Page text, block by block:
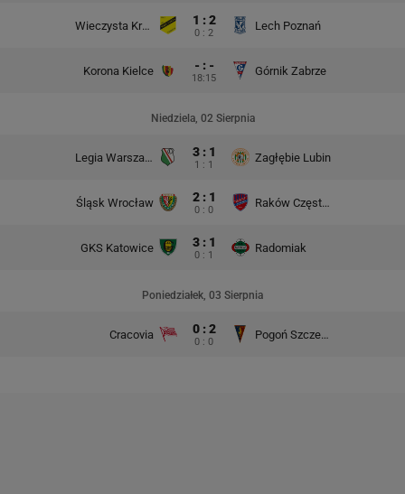
Wieczysta Kraków 1 : 2
0 : 2
Lech Poznań
Korona Kielce - : -
18:15
Górnik Zabrze
Niedziela, 02 Sierpnia
Legia Warszawa 3 : 1
1 : 1
Zagłębie Lubin
Śląsk Wrocław 2 : 1
0 : 0
Raków Częstochowa
GKS Katowice 3 : 1
0 : 1
Radomiak
Poniedziałek, 03 Sierpnia
Cracovia 0 : 2
0 : 0
Pogoń Szczecin